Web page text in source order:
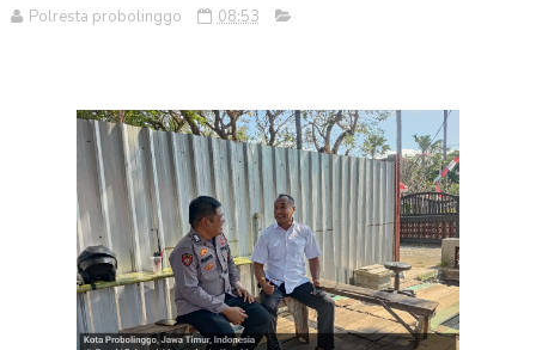
Polresta probolinggo 08:53